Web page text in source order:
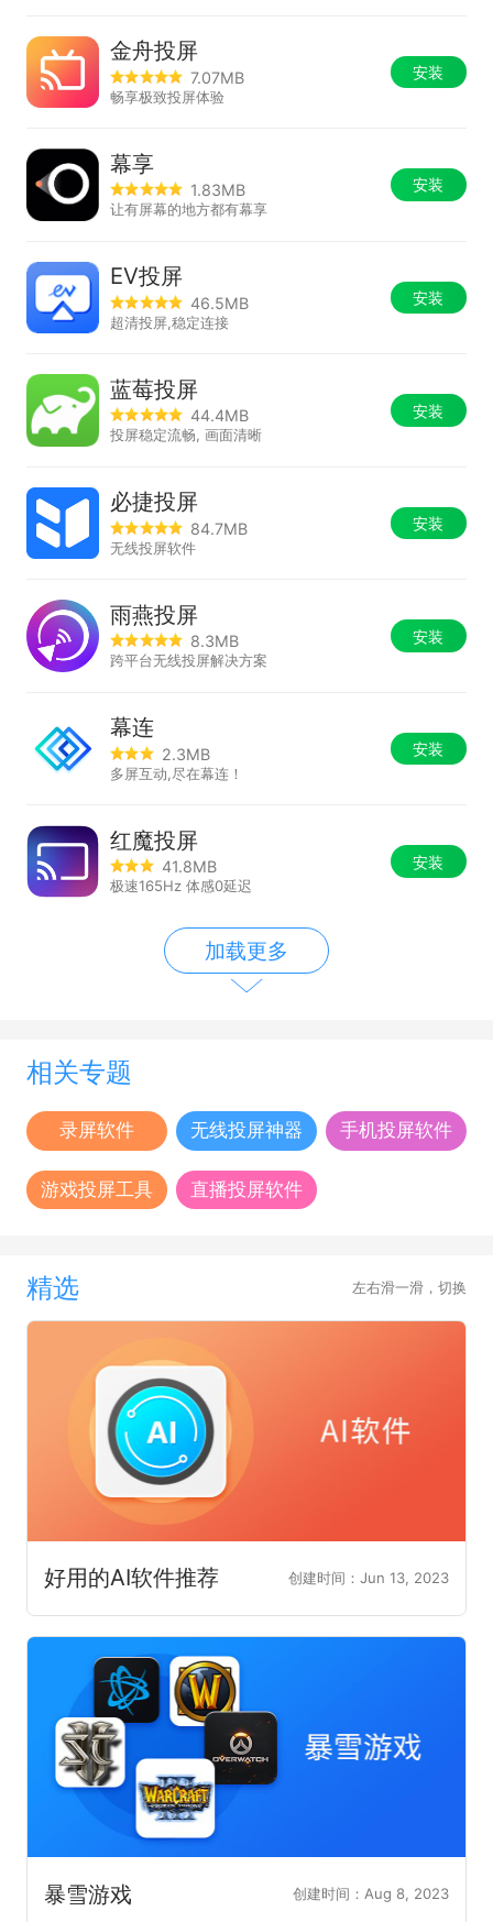
金舟投屏
7.07MB
畅享极致投屏体验
安装
幕享
1.83MB
让有屏幕的地方都有幕享
安装
EV投屏
46.5MB
超清投屏,稳定连接
安装
蓝莓投屏
44.4MB
投屏稳定流畅, 画面清晰
安装
必捷投屏
84.7MB
无线投屏软件
安装
雨燕投屏
8.3MB
跨平台无线投屏解决方案
安装
幕连
2.3MB
多屏互动,尽在幕连！
安装
红魔投屏
41.8MB
极速165Hz 体感0延迟
安装
加载更多
相关专题
录屏软件 无线投屏神器 手机投屏软件
游戏投屏工具 直播投屏软件
精选 左右滑一滑，切换
好用的AI软件推荐 创建时间：Jun 13, 2023
暴雪游戏 创建时间：Aug 8, 2023